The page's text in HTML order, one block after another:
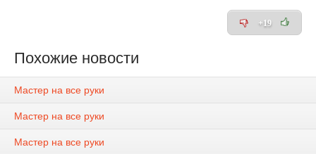
+19
Похожие новости
Мастер на все руки
Мастер на все руки
Мастер на все руки